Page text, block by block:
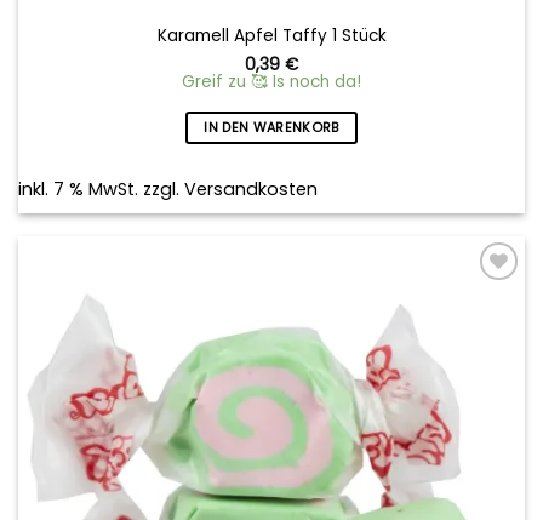
Karamell Apfel Taffy 1 Stück
0,39 €
Greif zu 🥰 Is noch da!
IN DEN WARENKORB
inkl. 7 % MwSt. zzgl. Versandkosten